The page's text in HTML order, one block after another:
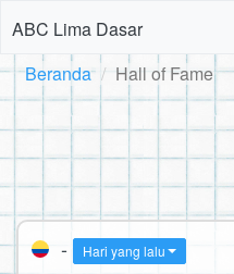
ABC Lima Dasar
Beranda Hall of Fame
- Hari yang lalu